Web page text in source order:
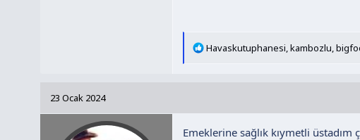
T
l
e
Havaskutuphanesi,kambozlu,
23 Ocak 2024
Emeklerine sağlık kıymetli